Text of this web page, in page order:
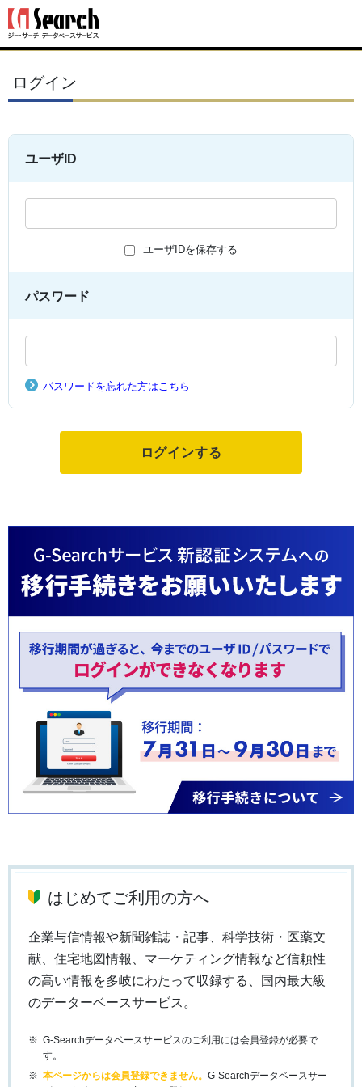
ログイン
ユーザID
ユーザIDを保存する
パスワード
パスワードを忘れた方はこちら
はじめてご利用の方へ
企業与信情報や新聞雑誌・記事、科学技術・医薬文
献、住宅地図情報、マーケティング情報など信頼性
の高い情報を多岐にわたって収録する、国内最大級
のデーターベースサービス。
G-Searchデータベースサービスのご利用には会員登録が必要で
す。
本ページからは会員登録できません。 G-Searchデータベースサー